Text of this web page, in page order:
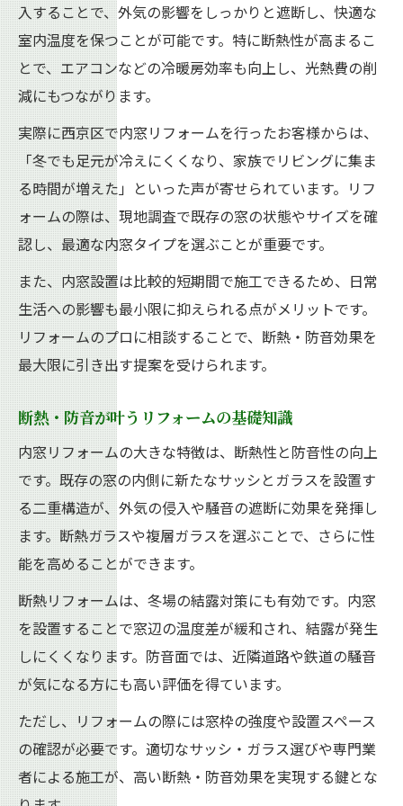
夏も冬も快適に暮らすためのリフォーム術
内窓リフォームで実現する省エネ生活の秘
密
断熱リフォームで得られる光熱費削減効果
リフォームの断熱性がもたらす健康メリッ
ト
内窓リフォームなら省エネも叶う理由
リフォームで実現する省エネの具体的な効
果
エネルギーコスト削減に効くリフォームの
秘訣
内窓リフォームが省エネ住宅に役立つ仕組
み
光熱費ダウンを目指すリフォームのポイン
ト
省エネ性能を高めるリフォーム実践ガイド
結露や騒音対策に役立つリフォーム術
リフォームで結露を防ぐ内窓の選び方
騒音軽減に効果的なリフォームの工夫とは
内窓リフォームで静かな住環境を手に入れ
る方法
結露対策に有効なリフォームのアイデア集
騒音や結露の悩みを解決するリフォーム事
例
実際の施工事例で見る安心リフォーム
リフォームの実例から学ぶ内窓設置の効果
入することで、外気の影響をしっかりと遮断し、快適な
室内温度を保つことが可能です。特に断熱性が高まるこ
とで、エアコンなどの冷暖房効率も向上し、光熱費の削
減にもつながります。
実際に西京区で内窓リフォームを行ったお客様からは、
「冬でも足元が冷えにくくなり、家族でリビングに集ま
る時間が増えた」といった声が寄せられています。リフ
ォームの際は、現地調査で既存の窓の状態やサイズを確
認し、最適な内窓タイプを選ぶことが重要です。
また、内窓設置は比較的短期間で施工できるため、日常
生活への影響も最小限に抑えられる点がメリットです。
リフォームのプロに相談することで、断熱・防音効果を
最大限に引き出す提案を受けられます。
断熱・防音が叶うリフォームの基礎知識
内窓リフォームの大きな特徴は、断熱性と防音性の向上
です。既存の窓の内側に新たなサッシとガラスを設置す
る二重構造が、外気の侵入や騒音の遮断に効果を発揮し
ます。断熱ガラスや複層ガラスを選ぶことで、さらに性
能を高めることができます。
断熱リフォームは、冬場の結露対策にも有効です。内窓
を設置することで窓辺の温度差が緩和され、結露が発生
しにくくなります。防音面では、近隣道路や鉄道の騒音
が気になる方にも高い評価を得ています。
ただし、リフォームの際には窓枠の強度や設置スペース
の確認が必要です。適切なサッシ・ガラス選びや専門業
者による施工が、高い断熱・防音効果を実現する鍵とな